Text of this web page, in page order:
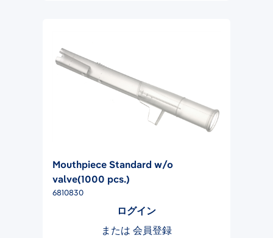
Mouthpiece Standard w/o
valve(1000 pcs.)
6810830
ログイン
または 会員登録